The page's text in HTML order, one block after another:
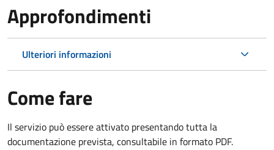
Approfondimenti
Ulteriori informazioni
Come fare
Il servizio può essere attivato presentando tutta la
documentazione prevista, consultabile in formato PDF.